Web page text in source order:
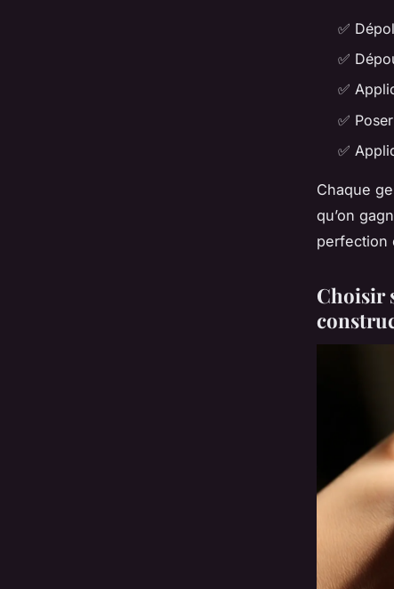
✅
✅
✅
✅
✅
Chaque
qu’on
perfection
Choisir